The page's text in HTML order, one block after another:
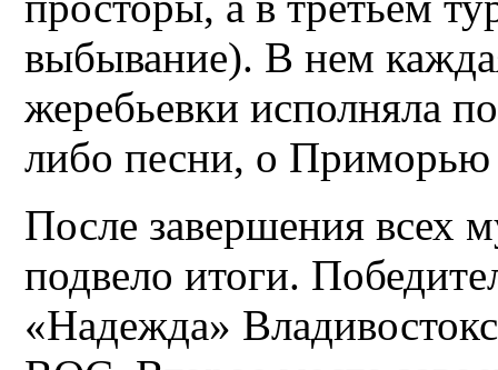
выбывание). В нем
жеребьевки исполняла
либо песни, о Приморью
После завершения всех
подвело итоги.
«Надежда»